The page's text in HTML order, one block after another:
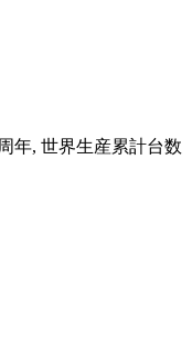
年, 世界生産累計台数